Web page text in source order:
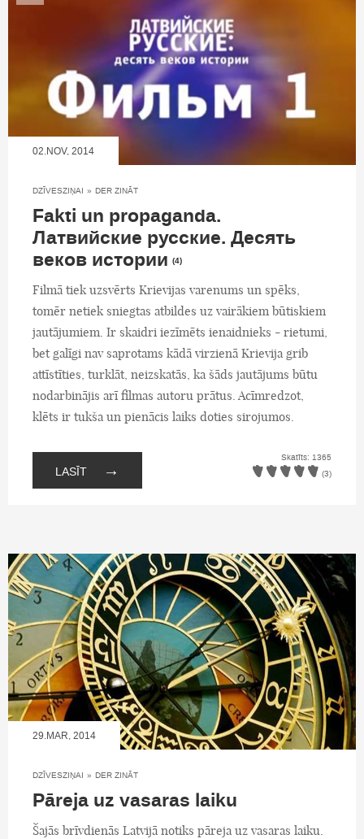
02.NOV, 2014
DZĪVESZIŅAI » DER ZINĀT
Fakti un propaganda.
Латвийские русские. Десять
веков истории (4)
Filmā tiek uzsvērts Krievijas varenums un spēks,
tomēr netiek sniegtas atbildes uz vairākiem būtiskiem
jautājumiem. Ir skaidri iezīmēts ienaidnieks - rietumi,
bet galīgi nav saprotams kādā virzienā Krievija grib
attīstīties, turklāt, neizskatās, ka šāds jautājums būtu
nodarbinājis arī filmas autoru prātus. Acīmredzot,
klēts ir tukša un pienācis laiks doties sirojumos.
LASĪT →
Skatīts: 1365
(3)
29.MAR, 2014
DZĪVESZIŅAI » DER ZINĀT
Pāreja uz vasaras laiku
Šajās brīvdienās Latvijā notiks pāreja uz vasaras laiku.